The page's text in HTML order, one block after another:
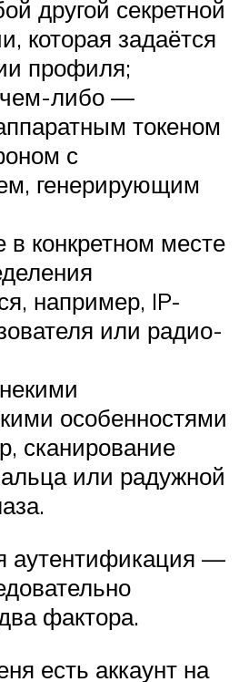
другой секретной
которая задаётся
профиля;
чем-либо —
токеном
с
генерирующим
в конкретном месте
например, IP-
или радио-
особенностями
сканирование
или радужной
аутентификация —
фактора.
есть аккаунт на